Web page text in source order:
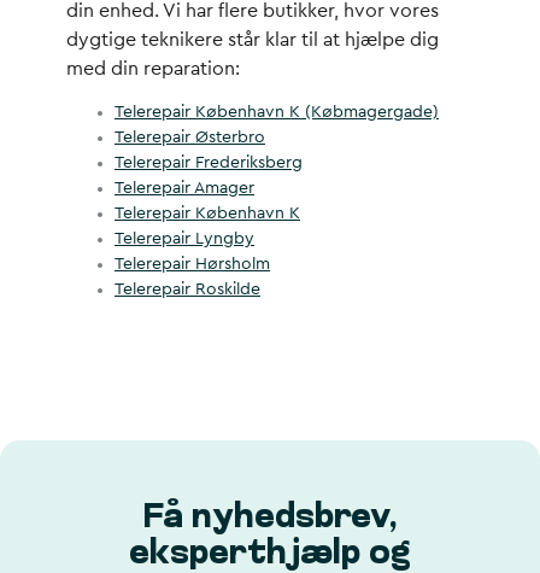
din enhed. Vi har flere butikker, hvor vores
dygtige teknikere står klar til at hjælpe dig
med din reparation:
Telerepair København K (Købmagergade)
Telerepair Østerbro
Telerepair Frederiksberg
Telerepair Amager
Telerepair København K
Telerepair Lyngby
Telerepair Hørsholm
Telerepair Roskilde
Få nyhedsbrev,
eksperthjælp og